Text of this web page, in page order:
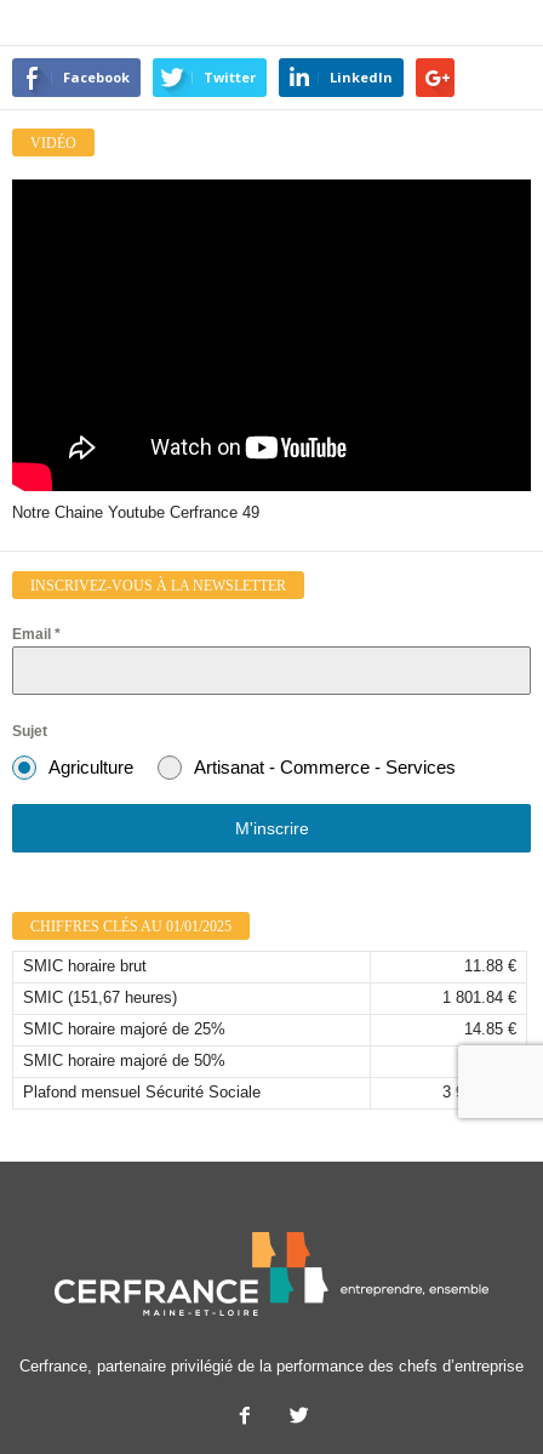
Facebook Twitter LinkedIn
VIDÉO
Notre Chaine Youtube Cerfrance 49
INSCRIVEZ-VOUS À LA NEWSLETTER
Email *
Sujet
Agriculture Artisanat - Commerce - Services
M'inscrire
CHIFFRES CLÉS AU 01/01/2025
SMIC horaire brut
11.88 €
SMIC (151,67 heures)
1 801.84 €
SMIC horaire majoré de 25%
14.85 €
SMIC horaire majoré de 50%
Plafond mensuel Sécurité Sociale
3 925,00 €
Cerfrance, partenaire privilégié de la performance des chefs d’entreprise